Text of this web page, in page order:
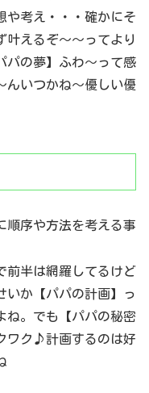
や考え・・・確かにそ
叶えるぞ～～ってより
パの夢】ふわ～って感
んいつかね～優しい優
順序や方法を考える事
前半は網羅してるけど
いか【パパの計画】っ
ね。でも【パパの秘密
ワク♪計画するのは好